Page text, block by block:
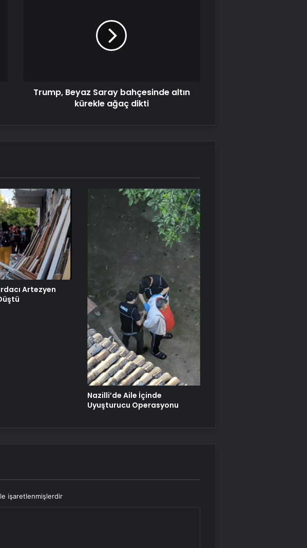
Trump, Beyaz Saray bahçesinde altın
kürekle ağaç dikti
Artezyen
Nazilli’de Aile İçinde
Uyuşturucu Operasyonu
işaretlenmişlerdir